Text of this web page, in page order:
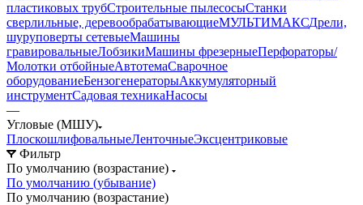
пластиковых трубСтроительные пылесосыСтанки
сверлильные, деревообрабатывающиеМУЛЬТИМАКСДрели,
шуруповерты сетевыеМашины
гравировальныеЛобзикиМашины фрезерныеПерфораторы/
Молотки отбойныеАвтотемаСварочное
оборудованиеБензогенераторыАккумуляторный
инструментСадовая техникаНасосы
—
Угловые (МШУ)
ПлоскошлифовальныеЛенточныеЭксцентриковые
Фильтр
По умолчанию (возрастание)
По умолчанию (убывание)
По умолчанию (возрастание)